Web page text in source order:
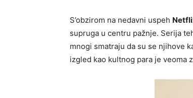
S’obzirom na nedavni uspeh
supruga u centru pažnje. Serija
mnogi smatraju da su se njihove
izgled kao kultnog para je veoma